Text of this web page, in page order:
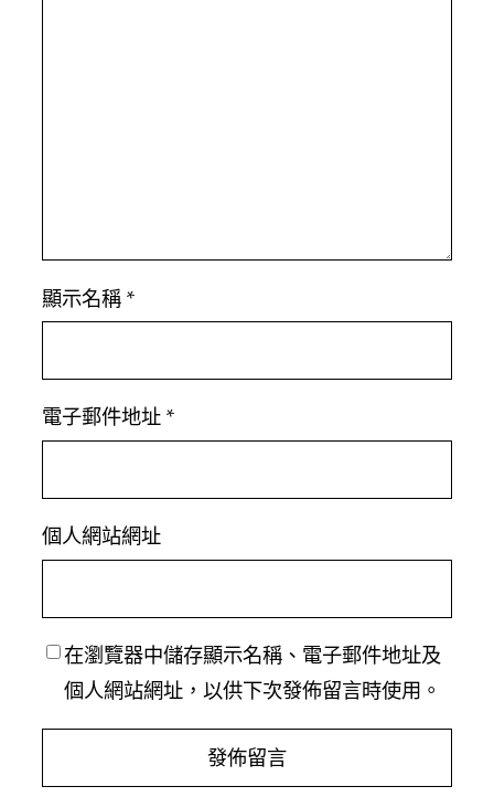
顯示名稱 *
電子郵件地址 *
個人網站網址
在瀏覽器中儲存顯示名稱、電子郵件地址及
個人網站網址，以供下次發佈留言時使用。